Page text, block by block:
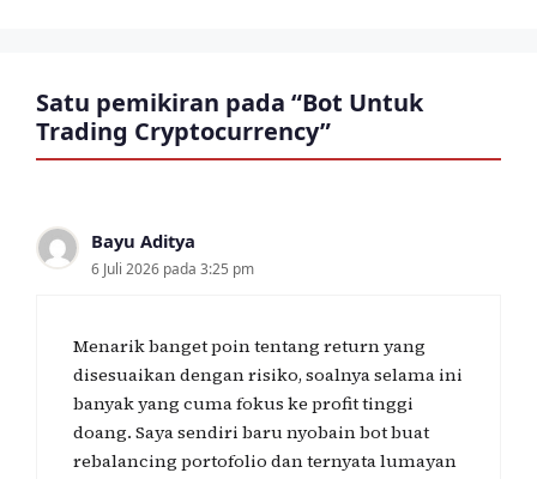
Satu pemikiran pada “Bot Untuk
Trading Cryptocurrency”
Bayu Aditya
6 Juli 2026 pada 3:25 pm
Menarik banget poin tentang return yang
disesuaikan dengan risiko, soalnya selama ini
banyak yang cuma fokus ke profit tinggi
doang. Saya sendiri baru nyobain bot buat
rebalancing portofolio dan ternyata lumayan